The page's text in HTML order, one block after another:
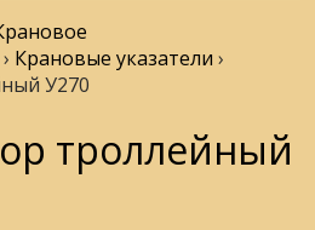
› Крановые указатели ›
У270
троллейный